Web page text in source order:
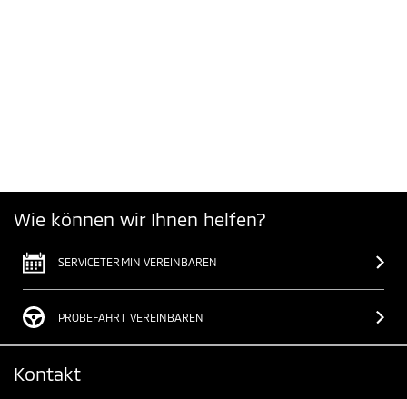
Wie können wir Ihnen helfen?
SERVICETERMIN VEREINBAREN
PROBEFAHRT VEREINBAREN
Kontakt